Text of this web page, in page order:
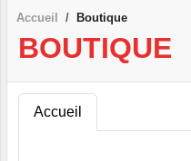
Accueil Boutique
BOUTIQUE
Accueil